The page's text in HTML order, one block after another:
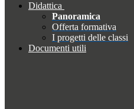
Didattica
Panoramica
Offerta formativa
I progetti delle classi
Documenti utili